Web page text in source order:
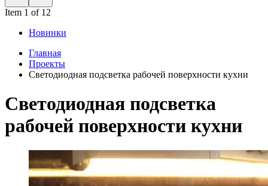
Item 1 of 12
Новинки
Главная
Проекты
Светодиодная подсветка рабочей поверхности кухни
Светодиодная подсветка
рабочей поверхности кухни